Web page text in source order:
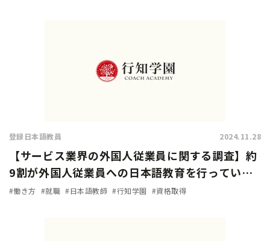
登録日本語教員 2024.11.28
【サービス業界の外国人従業員に関する調査】約
9割が外国人従業員への日本語教育を行っている
と回答。加速化する『登録日本語教員』の需要！
#働き方 #就職 #日本語教師 #行知学園 #資格取得